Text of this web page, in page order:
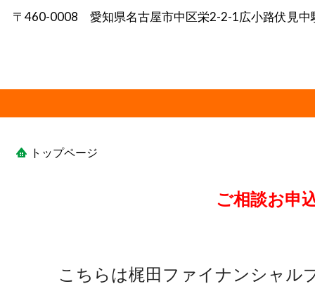
〒460-0008 愛知県名古屋市中区栄2-2-1広小路伏見中
トップページ
ご相談お申
こちらは梶田ファイナンシャル